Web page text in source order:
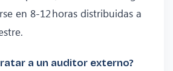
en 8‑12 horas distribuidas a
a un auditor externo?